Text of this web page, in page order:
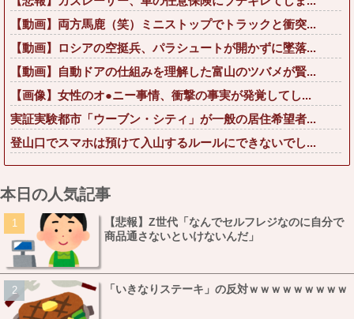
【動画】両方馬鹿（笑）ミニストップでトラックと衝突...
【動画】ロシアの空挺兵、パラシュートが開かずに墜落...
【動画】自動ドアの仕組みを理解した富山のツバメが賢...
【画像】女性のオ●ニー事情、衝撃の事実が発覚してし...
実証実験都市「ウーブン・シティ」が一般の居住希望者...
登山口でスマホは預けて入山するルールにできないでし...
本日の人気記事
【悲報】Z世代「なんでセルフレジなのに自分で
商品通さないといけないんだ」
「いきなりステーキ」の反対ｗｗｗｗｗｗｗｗｗ